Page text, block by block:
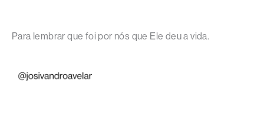
Para lembrar que foi por nós que Ele deu a vida.